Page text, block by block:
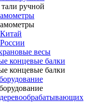
ручной
весы
концевые балки
концевые балки